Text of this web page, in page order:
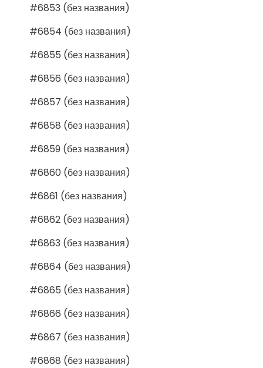
#6853 (без названия)
#6854 (без названия)
#6855 (без названия)
#6856 (без названия)
#6857 (без названия)
#6858 (без названия)
#6859 (без названия)
#6860 (без названия)
#6861 (без названия)
#6862 (без названия)
#6863 (без названия)
#6864 (без названия)
#6865 (без названия)
#6866 (без названия)
#6867 (без названия)
#6868 (без названия)